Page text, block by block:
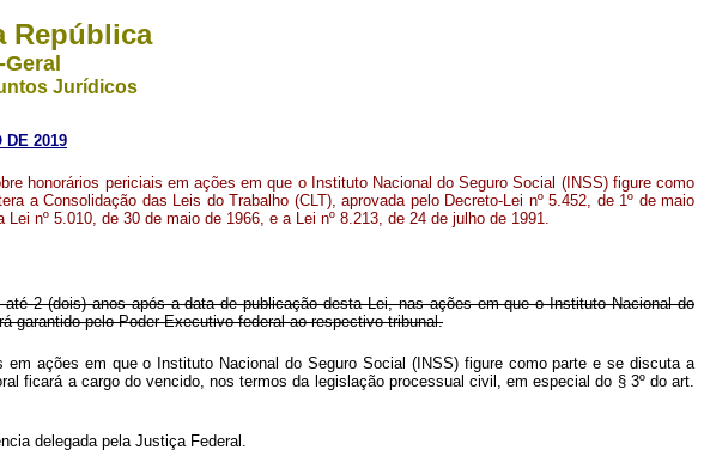
República
Jurídicos
DE 2019
honorários periciais em ações em que o Instituto Nacional do Seguro Social (INSS) figure como
a Consolidação das Leis do Trabalho (CLT), aprovada pelo Decreto-Lei nº 5.452, de 1º de maio
Lei nº 5.010, de 30 de maio de 1966, e a Lei nº 8.213, de 24 de julho de 1991.
2 (dois) anos após a data de publicação desta Lei, nas ações em que o Instituto Nacional do
garantido pelo Poder Executivo federal ao respectivo tribunal.
ações em que o Instituto Nacional do Seguro Social (INSS) figure como parte e se discuta a
ficará a cargo do vencido, nos termos da legislação processual civil, em especial do § 3º do art.
delegada pela Justiça Federal.